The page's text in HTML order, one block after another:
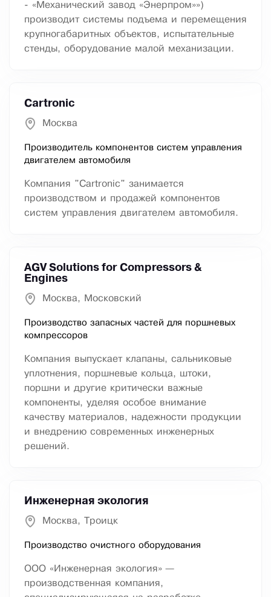
- «Механический завод «Энерпром»»)
производит системы подъема и перемещения
крупногабаритных объектов, испытательные
стенды, оборудование малой механизации.
Cartronic
Москва
Производитель компонентов систем управления
двигателем автомобиля
Компания "Cartronic" занимается
производством и продажей компонентов
систем управления двигателем автомобиля.
AGV Solutions for Compressors &
Engines
Москва, Московский
Производство запасных частей для поршневых
компрессоров
Компания выпускает клапаны, сальниковые
уплотнения, поршневые кольца, штоки,
поршни и другие критически важные
компоненты, уделяя особое внимание
качеству материалов, надежности продукции
и внедрению современных инженерных
решений.
Инженерная экология
Москва, Троицк
Производство очистного оборудования
ООО «Инженерная экология» —
производственная компания,